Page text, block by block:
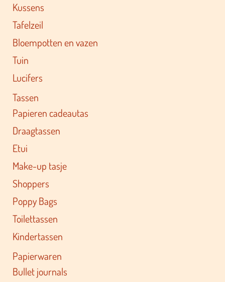
Kussens
Tafelzeil
Bloempotten en vazen
Tuin
Lucifers
Tassen
Papieren cadeautas
Draagtassen
Etui
Make-up tasje
Shoppers
Poppy Bags
Toilettassen
Kindertassen
Papierwaren
Bullet journals